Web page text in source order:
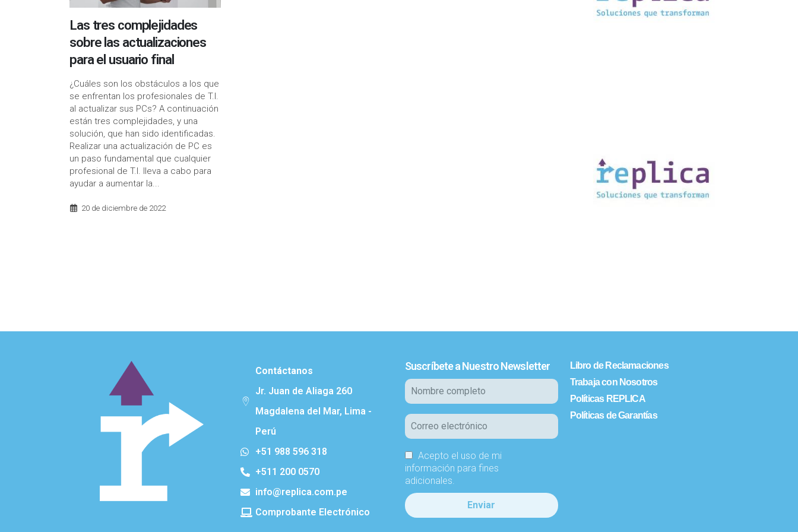
Las tres complejidades
sobre las actualizaciones
para el usuario final
¿Cuáles son los obstáculos a los que
se enfrentan los profesionales de T.I.
al actualizar sus PCs? A continuación
están tres complejidades, y una
solución, que han sido identificadas.
Realizar una actualización de PC es
un paso fundamental que cualquier
profesional de T.I. lleva a cabo para
ayudar a aumentar la...
20 de diciembre de 2022
Contáctanos
Jr. Juan de Aliaga 260
Magdalena del Mar, Lima -
Perú
+51 988 596 318
+511 200 0570
info@replica.com.pe
Comprobante Electrónico
Suscríbete a Nuestro Newsletter
Acepto el uso de mi
información para fines
adicionales.
Libro de Reclamaciones
Trabaja con Nosotros
Políticas REPLICA
Políticas de Garantías